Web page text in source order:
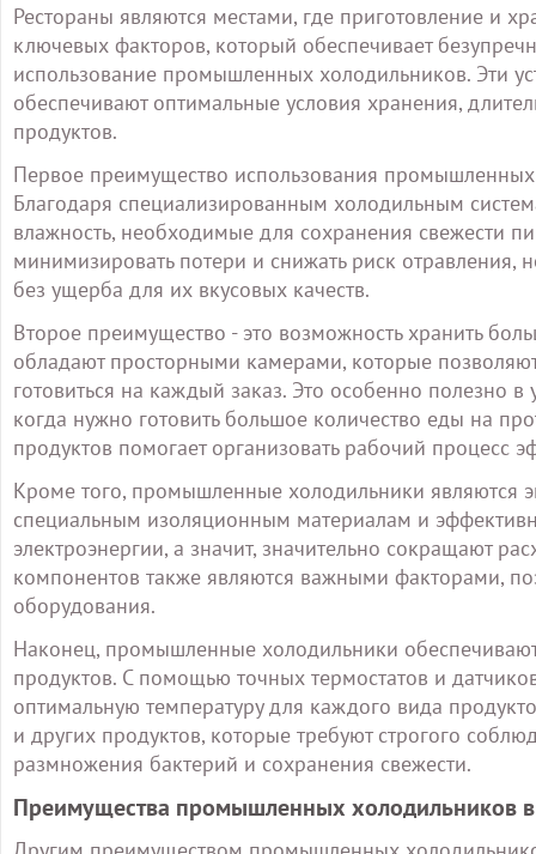
Рестораны являются местами, где приготовление и
ключевых факторов, который обеспечивает
использование промышленных холодильников. Эти
обеспечивают оптимальные условия хранения,
продуктов.
Первое преимущество использования промышленных
Благодаря специализированным холодильным
влажность, необходимые для сохранения свежести
минимизировать потери и снижать риск отравления,
без ущерба для их вкусовых качеств.
Второе преимущество - это возможность хранить
обладают просторными камерами, которые
готовиться на каждый заказ. Это особенно полезно
когда нужно готовить большое количество еды на
продуктов помогает организовать рабочий процесс
Кроме того, промышленные холодильники являются
специальным изоляционным материалам и
электроэнергии, а значит, значительно сокращают
компонентов также являются важными факторами,
оборудования.
Наконец, промышленные холодильники
продуктов. С помощью точных термостатов и
оптимальную температуру для каждого вида
и других продуктов, которые требуют строгого
размножения бактерий и сохранения свежести.
Преимущества промышленных холодильников в